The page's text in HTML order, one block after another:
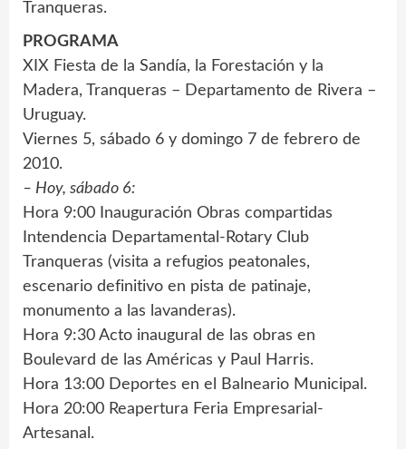
Tranqueras.
PROGRAMA
XIX Fiesta de la Sandía, la Forestación y la
Madera, Tranqueras – Departamento de Rivera –
Uruguay.
Viernes 5, sábado 6 y domingo 7 de febrero de
2010.
– Hoy, sábado 6:
Hora 9:00 Inauguración Obras compartidas
Intendencia Departamental-Rotary Club
Tranqueras (visita a refugios peatonales,
escenario definitivo en pista de patinaje,
monumento a las lavanderas).
Hora 9:30 Acto inaugural de las obras en
Boulevard de las Américas y Paul Harris.
Hora 13:00 Deportes en el Balneario Municipal.
Hora 20:00 Reapertura Feria Empresarial-
Artesanal.